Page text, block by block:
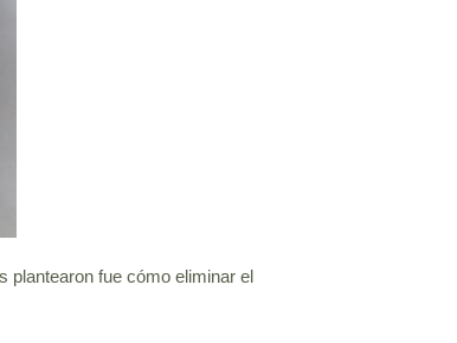
plantearon fue cómo eliminar el